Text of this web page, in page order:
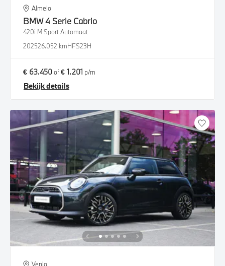
Almelo
BMW4 Serie Cabrio
420i M Sport Automaat
202526.052 kmHFS23H
€ 63.450of€ 1.201 p/m
Bekijk details
Venlo